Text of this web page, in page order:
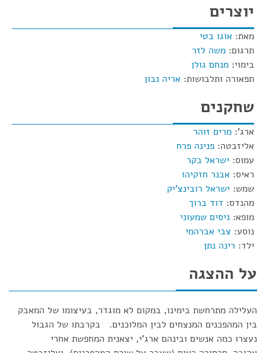
יוצרים
מאת: אוגו בטי
תרגום: משה לזר
בימוי: מנחם גולן
תפאורה ותלבושות: אריה נבון
שחקנים
ארג': מרים זוהר
אליזבטה: פנינה פרח
עמוס: ישראל בקר
ראיס: אבנר חזקיהו
שמש: ישראל רובינצ'יק
מהנדס: דוד ברוך
מופא: ניסים שמעוני
נוסע: צבי אברהמי
ילד: רינה נתן
על ההצגה
העלילה מתרחשת בימינו, במקום לא מוגדר, בעיצומו של המאבק
בין המהפכנים המנצחים לבין המלוכנים. בקרבתו של הגבול
נעצרו כמה אנשים ובינהם ארג'י, יצאנית המחפשת אחרי